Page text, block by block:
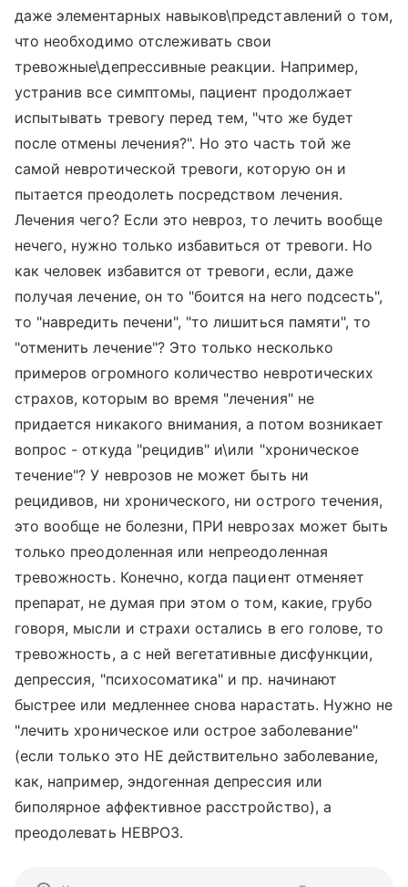
даже элементарных навыков\представлений о том,
что необходимо отслеживать свои
тревожные\депрессивные реакции. Например,
устранив все симптомы, пациент продолжает
испытывать тревогу перед тем, "что же будет
после отмены лечения?". Но это часть той же
самой невротической тревоги, которую он и
пытается преодолеть посредством лечения.
Лечения чего? Если это невроз, то лечить вообще
нечего, нужно только избавиться от тревоги. Но
как человек избавится от тревоги, если, даже
получая лечение, он то "боится на него подсесть",
то "навредить печени", "то лишиться памяти", то
"отменить лечение"? Это только несколько
примеров огромного количество невротических
страхов, которым во время "лечения" не
придается никакого внимания, а потом возникает
вопрос - откуда "рецидив" и\или "хроническое
течение"? У неврозов не может быть ни
рецидивов, ни хронического, ни острого течения,
это вообще не болезни, ПРИ неврозах может быть
только преодоленная или непреодоленная
тревожность. Конечно, когда пациент отменяет
препарат, не думая при этом о том, какие, грубо
говоря, мысли и страхи остались в его голове, то
тревожность, а с ней вегетативные дисфункции,
депрессия, "психосоматика" и пр. начинают
быстрее или медленнее снова нарастать. Нужно не
"лечить хроническое или острое заболевание"
(если только это НЕ действительно заболевание,
как, например, эндогенная депрессия или
биполярное аффективное расстройство), а
преодолевать НЕВРОЗ.